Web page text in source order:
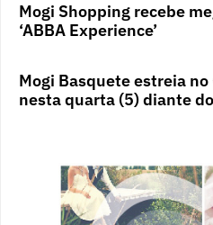
Mogi Shopping recebe
‘ABBA Experience’
Mogi Basquete estreia
nesta quarta (5) diante